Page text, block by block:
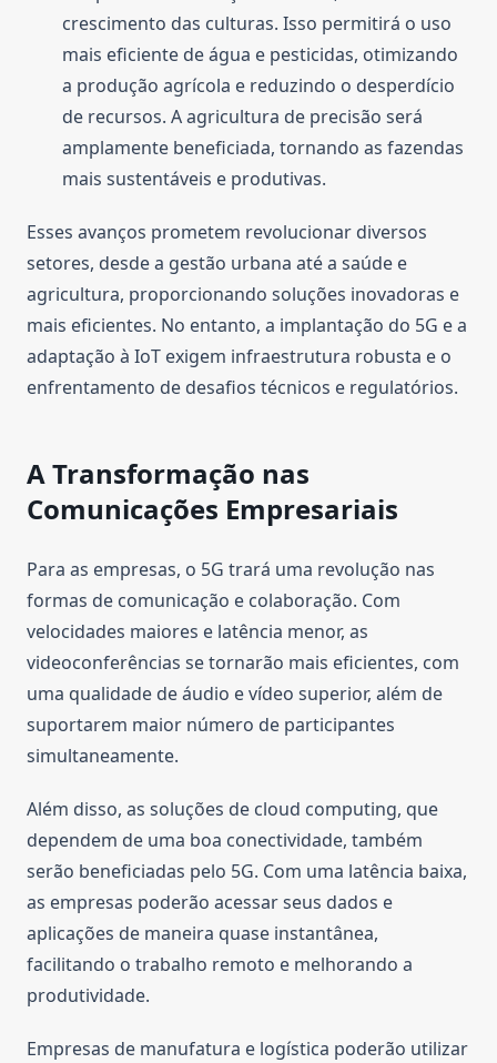
crescimento das culturas. Isso permitirá o uso
mais eficiente de água e pesticidas, otimizando
a produção agrícola e reduzindo o desperdício
de recursos. A agricultura de precisão será
amplamente beneficiada, tornando as fazendas
mais sustentáveis e produtivas.
Esses avanços prometem revolucionar diversos
setores, desde a gestão urbana até a saúde e
agricultura, proporcionando soluções inovadoras e
mais eficientes. No entanto, a implantação do 5G e a
adaptação à IoT exigem infraestrutura robusta e o
enfrentamento de desafios técnicos e regulatórios.
A Transformação nas
Comunicações Empresariais
Para as empresas, o 5G trará uma revolução nas
formas de comunicação e colaboração. Com
velocidades maiores e latência menor, as
videoconferências se tornarão mais eficientes, com
uma qualidade de áudio e vídeo superior, além de
suportarem maior número de participantes
simultaneamente.
Além disso, as soluções de cloud computing, que
dependem de uma boa conectividade, também
serão beneficiadas pelo 5G. Com uma latência baixa,
as empresas poderão acessar seus dados e
aplicações de maneira quase instantânea,
facilitando o trabalho remoto e melhorando a
produtividade.
Empresas de manufatura e logística poderão utilizar